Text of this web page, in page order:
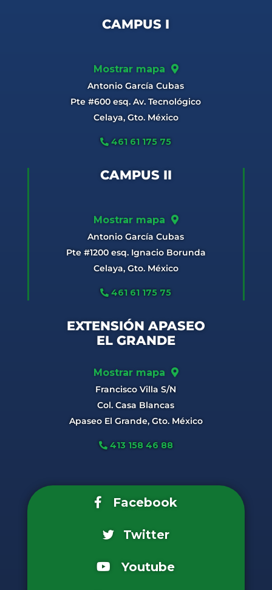
CAMPUS I
Mostrar mapa
Antonio García Cubas
Pte #600 esq. Av. Tecnológico
Celaya, Gto. México
461 61 175 75
CAMPUS II
Mostrar mapa
Antonio García Cubas
Pte #1200 esq. Ignacio Borunda
Celaya, Gto. México
461 61 175 75
EXTENSIÓN APASEO
EL GRANDE
Mostrar mapa
Francisco Villa S/N
Col. Casa Blancas
Apaseo El Grande, Gto. México
413 158 46 88
Facebook
Twitter
Youtube